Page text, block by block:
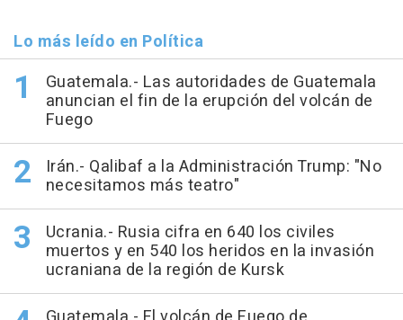
Lo más leído en Política
Guatemala.- Las autoridades de Guatemala
anuncian el fin de la erupción del volcán de
Fuego
Irán.- Qalibaf a la Administración Trump: "No
necesitamos más teatro"
Ucrania.- Rusia cifra en 640 los civiles
muertos y en 540 los heridos en la invasión
ucraniana de la región de Kursk